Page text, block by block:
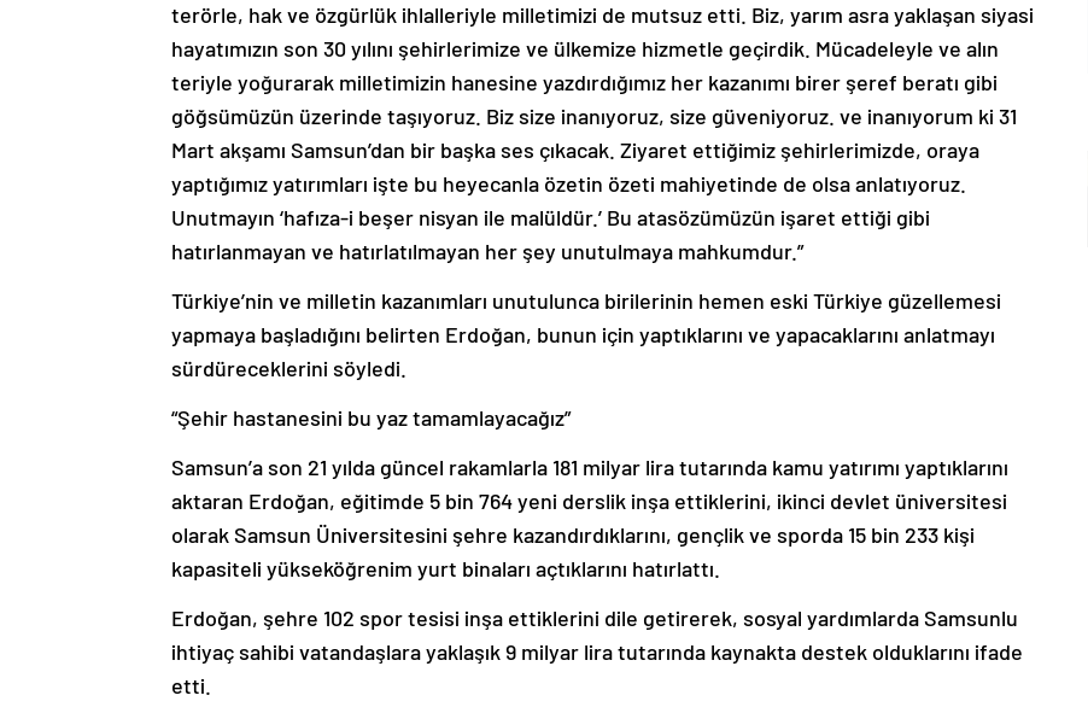
terörle, hak ve özgürlük ihlalleriyle milletimizi de mutsuz etti. Biz, yarım asra yaklaşan siyasi
hayatımızın son 30 yılını şehirlerimize ve ülkemize hizmetle geçirdik. Mücadeleyle ve alın
teriyle yoğurarak milletimizin hanesine yazdırdığımız her kazanımı birer şeref beratı gibi
göğsümüzün üzerinde taşıyoruz. Biz size inanıyoruz, size güveniyoruz. ve inanıyorum ki 31
Mart akşamı Samsun’dan bir başka ses çıkacak. Ziyaret ettiğimiz şehirlerimizde, oraya
yaptığımız yatırımları işte bu heyecanla özetin özeti mahiyetinde de olsa anlatıyoruz.
Unutmayın ‘hafıza-i beşer nisyan ile malüldür.’ Bu atasözümüzün işaret ettiği gibi
hatırlanmayan ve hatırlatılmayan her şey unutulmaya mahkumdur.”
Türkiye’nin ve milletin kazanımları unutulunca birilerinin hemen eski Türkiye güzellemesi
yapmaya başladığını belirten Erdoğan, bunun için yaptıklarını ve yapacaklarını anlatmayı
sürdüreceklerini söyledi.
“Şehir hastanesini bu yaz tamamlayacağız”
Samsun’a son 21 yılda güncel rakamlarla 181 milyar lira tutarında kamu yatırımı yaptıklarını
aktaran Erdoğan, eğitimde 5 bin 764 yeni derslik inşa ettiklerini, ikinci devlet üniversitesi
olarak Samsun Üniversitesini şehre kazandırdıklarını, gençlik ve sporda 15 bin 233 kişi
kapasiteli yükseköğrenim yurt binaları açtıklarını hatırlattı.
Erdoğan, şehre 102 spor tesisi inşa ettiklerini dile getirerek, sosyal yardımlarda Samsunlu
ihtiyaç sahibi vatandaşlara yaklaşık 9 milyar lira tutarında kaynakta destek olduklarını ifade
etti.